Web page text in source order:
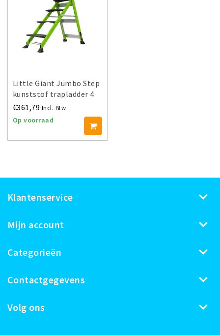
Little Giant Jumbo Step
kunststof trapladder 4
treden
€361,79 Incl. Btw
Op voorraad
Klantenservice
Mijn account
Categorieën
Contactgegevens
Volg ons